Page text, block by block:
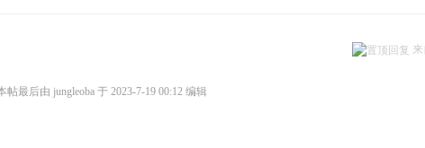
帖最后由 jungleoba 于 2023-7-19 00:12 编辑